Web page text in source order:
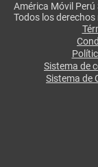
América Móvil Perú
Todos los
Sistema de
Sistema de